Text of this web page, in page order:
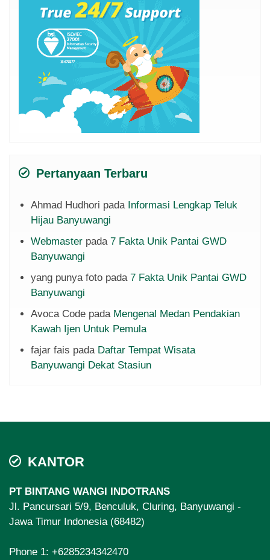
Pertanyaan Terbaru
Ahmad Hudhori pada Informasi Lengkap Teluk
Hijau Banyuwangi
Webmaster pada 7 Fakta Unik Pantai GWD
Banyuwangi
yang punya foto pada 7 Fakta Unik Pantai GWD
Banyuwangi
Avoca Code pada Mengenal Medan Pendakian
Kawah Ijen Untuk Pemula
fajar fais pada Daftar Tempat Wisata
Banyuwangi Dekat Stasiun
KANTOR
PT BINTANG WANGI INDOTRANS
Jl. Pancursari 5/9, Benculuk, Cluring, Banyuwangi -
Jawa Timur Indonesia (68482)
Phone 1: +6285234342470